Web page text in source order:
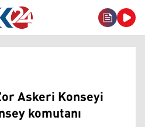
Askeri Konseyi
komutanı